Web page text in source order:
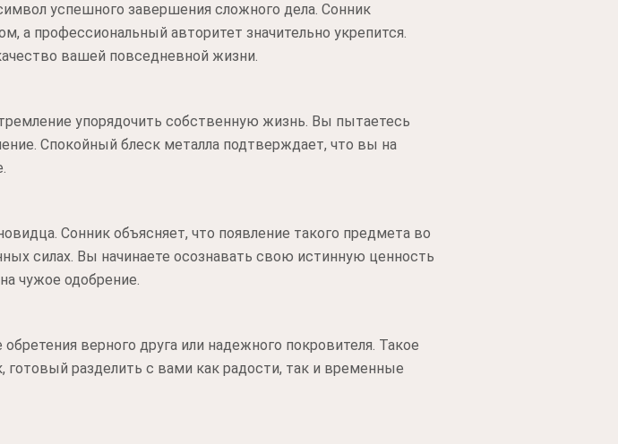
успешного завершения сложного дела. Сонник
а профессиональный авторитет значительно укрепится.
вашей повседневной жизни.
упорядочить собственную жизнь. Вы пытаетесь
Спокойный блеск металла подтверждает, что вы на
Сонник объясняет, что появление такого предмета во
силах. Вы начинаете осознавать свою истинную ценность
чужое одобрение.
верного друга или надежного покровителя. Такое
разделить с вами как радости, так и временные